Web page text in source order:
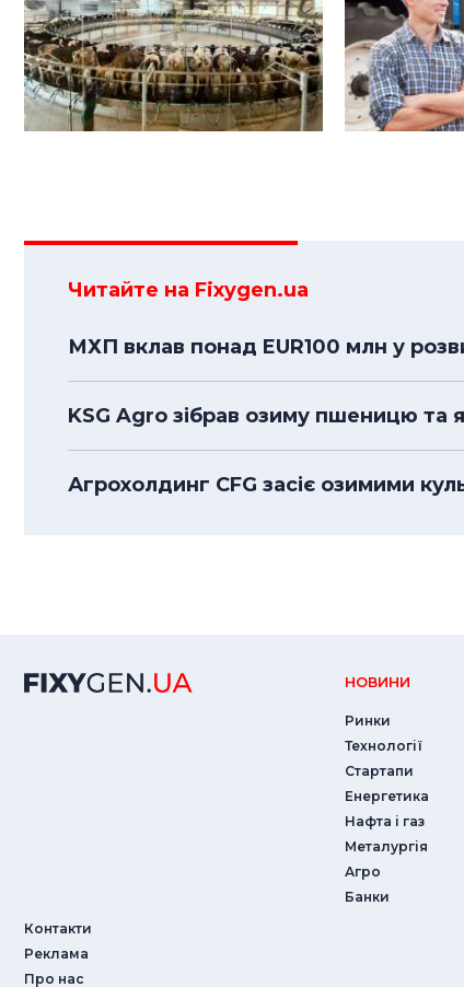
Читайте на Fixygen.ua
МХП вклав понад EUR100 млн у
KSG Agro зібрав озиму пшеницю та
Агрохолдинг CFG засіє озимими
Контакти
Реклама
Про нас
НОВИНИ
Ринки
Технології
Стартапи
Енергетика
Нафта і газ
Металургія
Агро
Банки